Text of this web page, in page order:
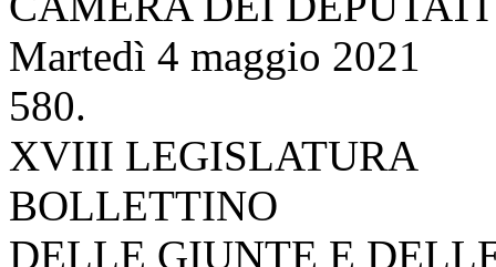
Martedì 4 maggio 2021
580.
XVIII LEGISLATURA
BOLLETTINO
DELLE GIUNTE E